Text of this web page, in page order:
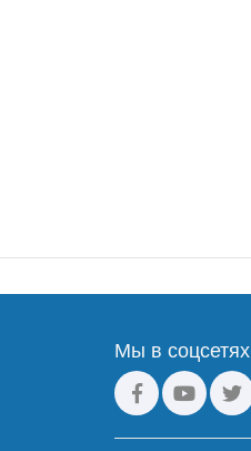
Мы в соцсетях